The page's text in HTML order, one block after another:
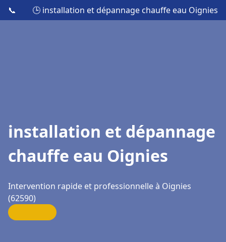
📞 🕒 installation et dépannage chauffe eau Oignies
installation et dépannage
chauffe eau Oignies
Intervention rapide et professionnelle à Oignies
(62590)